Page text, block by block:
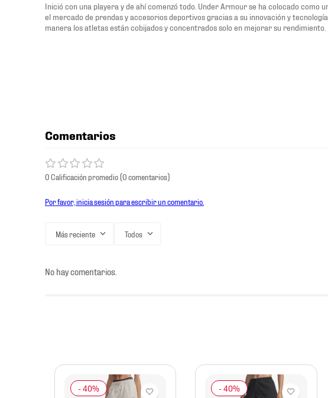
Inició con una playera y de ahí comenzó todo. Under Armour se ha colocado como
el mercado de prendas y accesorios deportivos gracias a su innovación y
manera los atletas están cobijados y concentrados solo en mejorar su rendimiento.
Comentarios
0 Calificación promedio(0 comentarios)
Por favor, inicia sesión para escribir un comentario.
Más reciente Todos
No hay comentarios.